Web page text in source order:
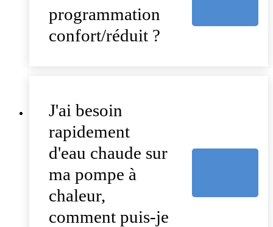
programmation
confort/réduit ?
J'ai besoin
rapidement
d'eau chaude sur
ma pompe à
chaleur,
comment puis-je